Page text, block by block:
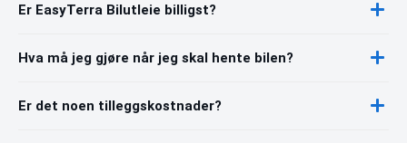
Er EasyTerra Bilutleie billigst?
Hva må jeg gjøre når jeg skal hente bilen?
Er det noen tilleggskostnader?